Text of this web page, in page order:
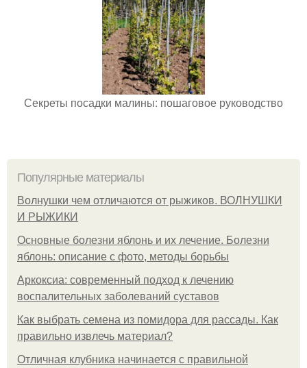
Секреты посадки малины: пошаговое руководство
Популярные материалы
Волнушки чем отличаются от рыжиков. ВОЛНУШКИ
И РЫЖИКИ
Основные болезни яблонь и их лечение. Болезни
яблонь: описание с фото, методы борьбы
Аркоксиа: современный подход к лечению
воспалительных заболеваний суставов
Как выбрать семена из помидора для рассады. Как
правильно извлечь материал?
Отличная клубника начинается с правильной